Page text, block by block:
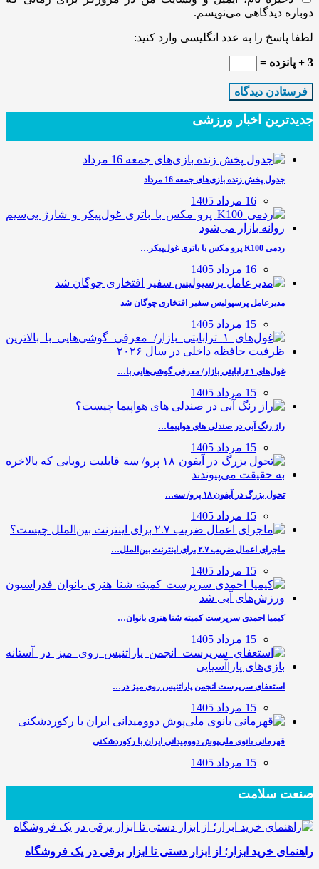
دوباره دیدگاهی می‌نویسم.
لطفا پاسخ را به عدد انگلیسی وارد کنید:
3 + پانزده =
جدیدترین‌ اخبار ورزشی
جدول پخش زنده بازی‌های جمعه 16 مرداد
16 مرداد 1405
ردمی K100 پرو مکس با باتری غول‌پیکر…
16 مرداد 1405
مدیرعامل پرسپولیس سفیر افتخاری چوگان شد
15 مرداد 1405
غول‌های ۱ ترابایتی بازار/ معرفی گوشی‌هایی با…
15 مرداد 1405
راز رنگ آبی در صندلی های هواپیما…
15 مرداد 1405
تحول بزرگ در آیفون ۱۸ پرو/ سه…
15 مرداد 1405
ماجرای اعمال ضریب ۲.۷ برای اینترنت بین‌الملل…
15 مرداد 1405
کیمیا احمدی سرپرست کمیته شنا هنری بانوان…
15 مرداد 1405
استعفای سرپرست انجمن پاراتنیس روی میز در…
15 مرداد 1405
قهرمانی بانوی ملی‌پوش دوومیدانی ایران با رکوردشکنی
15 مرداد 1405
صنعت سلامت
راهنمای خرید ابزار؛ از ابزار دستی تا ابزار برقی در یک فروشگاه